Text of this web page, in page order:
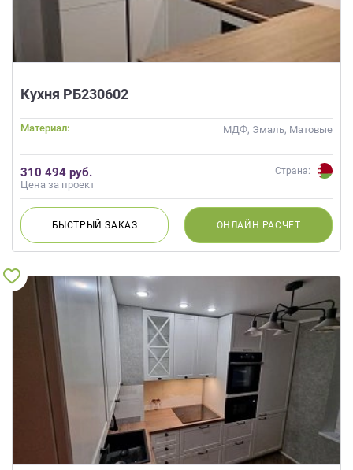
Кухня РБ230602
Материал: МДФ, Эмаль, Матовые
310 494 руб.
Цена за проект
Страна:
БЫСТРЫЙЗАКАЗ ОНЛАЙН РАСЧЕТ